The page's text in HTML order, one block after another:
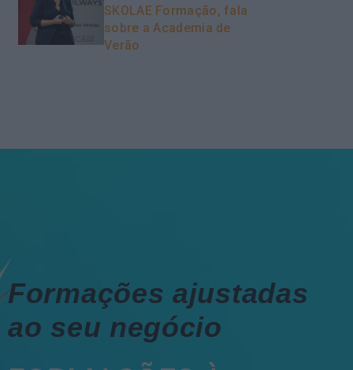
SKOLAE Formação, fala
sobre a Academia de
Verão
Formações ajustadas
ao seu negócio